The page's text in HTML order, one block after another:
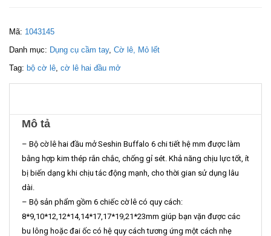
Mã: 1043145
Danh mục: Dụng cụ cầm tay, Cờ lê, Mỏ lết
Tag: bộ cờ lê, cờ lê hai đầu mở
Mô tả
– Bộ cờ lê hai đầu mở Seshin Buffalo 6 chi tiết hệ mm được làm
bằng hợp kim thép rắn chắc, chống gỉ sét. Khả năng chịu lực tốt, ít
bị biến dạng khi chịu tác động mạnh, cho thời gian sử dụng lâu
dài.
– Bộ sản phẩm gồm 6 chiếc cờ lê có quy cách:
8*9,10*12,12*14,14*17,17*19,21*23mm giúp bạn vặn được các
bu lông hoặc đai ốc có hệ quy cách tương ứng một cách nhẹ